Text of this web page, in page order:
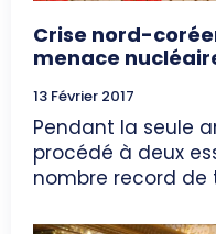
Crise nord-
menace
13 Février 2017
Pendant la seule
procédé à deux
nombre record de